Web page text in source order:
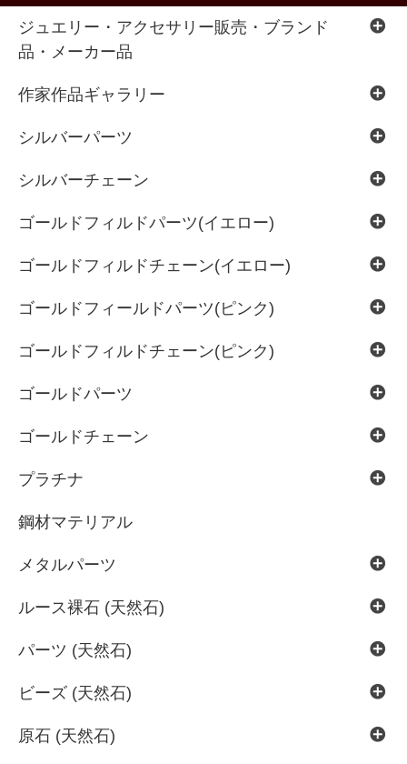
ジュエリー・アクセサリー販売・ブランド
品・メーカー品
作家作品ギャラリー
シルバーパーツ
シルバーチェーン
ゴールドフィルドパーツ(イエロー)
ゴールドフィルドチェーン(イエロー)
ゴールドフィールドパーツ(ピンク)
ゴールドフィルドチェーン(ピンク)
ゴールドパーツ
ゴールドチェーン
プラチナ
鋼材マテリアル
メタルパーツ
ルース裸石 (天然石)
パーツ (天然石)
ビーズ (天然石)
原石 (天然石)